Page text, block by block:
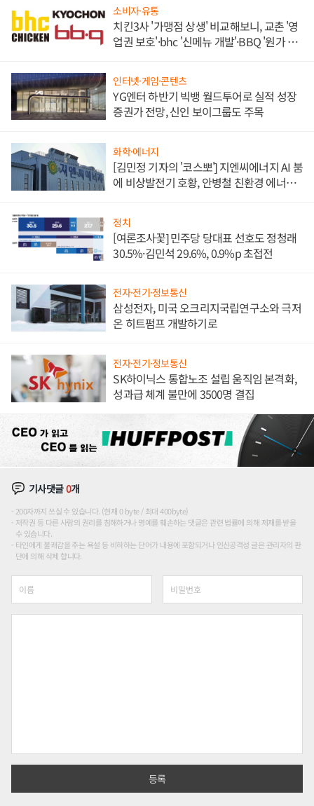
소비자·유통
치킨3사 '가맹점 상생' 비교해보니, 교촌 '영
업권 보호'·bhc '신메뉴 개발'·BBQ '원가 부
인터넷·게임·콘텐츠
YG엔터 하반기 빅뱅 월드투어로 실적 성장
증권가 전망, 신인 보이그룹도 주목
화학·에너지
[김민정 기자의 '코스뽀'] 지엔씨에너지 AI 붐
에 비상발전기 호황, 안병철 친환경 에너지
정치
[여론조사꽃] 민주당 당대표 선호도 정청래
30.5%·김민석 29.6%, 0.9%p 초접전
전자·전기·정보통신
삼성전자, 미국 오크리지국립연구소와 극저
온 히트펌프 개발하기로
전자·전기·정보통신
SK하이닉스 통합노조 설립 움직임 본격화,
성과급 체계 불만에 3500명 결집
기사댓글0개
200자까지 쓰실 수 있습니다. (현재 0 byte / 최대 400byte)
저작권 등 다른 사람의 권리를 침해하거나 명예를 훼손하는 댓글은 관련 법률에 의해 제재를 받을
수 있습니다.
타인에게 불쾌감을 주는 욕설 등 비하하는 단어가 내용에 포함되거나 인신공격성 글은 관리자의 판
단에 의해 삭제 합니다.